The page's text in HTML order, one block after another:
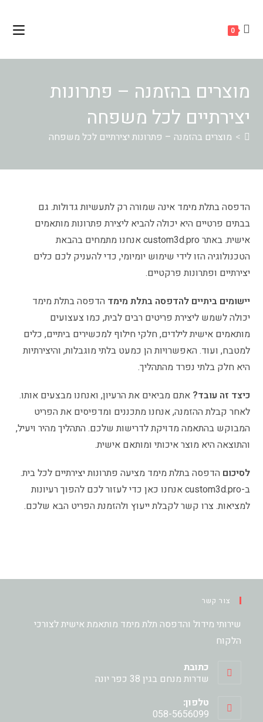
0
מוצרים בהזמנה – פתרונות
יצירתיים לכל משפחה
> מוצרים בהזמנה – פתרונות יצירתיים לכל משפחה
הדפסה בתלת מימד אינה שמורה רק לתעשיות גדולות. גם
בבתים פרטיים היא יכולה להביא ליצירת פתרונות מותאמים
אישית. באתר custom3d.pro אנחנו מתמחים בהבאת
הטכנולוגיה הזו לידי שימוש יומיומי, כדי להעניק לכם כלים
יצירתיים ופתרונות פרקטיים.
יישומים ביתיים להדפסה בתלת מימד הדפסה בתלת מימד
יכולה לשמש ליצירת פריטים רבים לבית, כמו צעצועים
מותאמים אישית לילדים, חלקי חילוף למכשירים ביתיים, כלים
למטבח, ועוד. האפשרויות הן כמעט בלתי מוגבלות, והיצירתיות
היא חלק בלתי נפרד מהתהליך.
כיצד זה עובד? אתם מביאים את הרעיון, ואנחנו מבצעים אותו.
לאחר קבלת ההזמנה, אנחנו מתכננים ומדפיסים את הפריט
המבוקש בהתאמה מדויקת לדרישות שלכם. התהליך מהיר ויעיל,
והתוצאה היא מוצר איכותי ומותאם אישית.
לסיכום הדפסה בתלת מימד מציעה פתרונות יצירתיים לכל בית.
ב-custom3d.pro אנחנו כאן כדי לעזור לכם להפוך רעיונות
למציאות. צרו קשר לקבלת ייעוץ ולהזמנת הפריט הבא שלכם.
צור קשר
שירותי מידול והדפסה תלת מימד מותאמת אישית לצורכי
הלקוח
כתובת
שדרות מנחם בגין 38 כפר יונה
טלפון:
058-5656099